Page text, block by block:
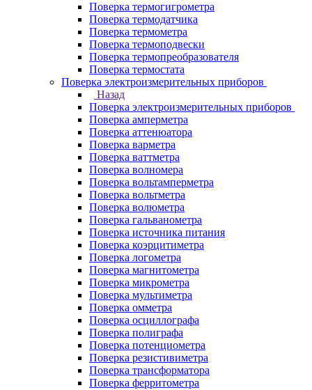
Поверка термогигрометра
Поверка термодатчика
Поверка термометра
Поверка термоподвески
Поверка термопреобразователя
Поверка термостата
Поверка электроизмерительных приборов
Назад
Поверка электроизмерительных приборов
Поверка амперметра
Поверка аттенюатора
Поверка варметра
Поверка ваттметра
Поверка волномера
Поверка вольтамперметра
Поверка вольтметра
Поверка волюметра
Поверка гальванометра
Поверка источника питания
Поверка коэрцитиметра
Поверка логометра
Поверка магнитометра
Поверка микрометра
Поверка мультиметра
Поверка омметра
Поверка осциллографа
Поверка полиграфа
Поверка потенциометра
Поверка резистивиметра
Поверка трансформатора
Поверка ферритометра